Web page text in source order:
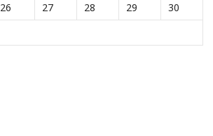
26 27 28 29
30